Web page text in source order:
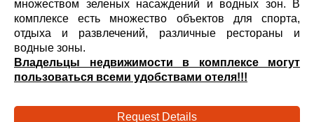
множеством зеленых насаждений и водных зон. В
комплексе есть множество объектов для спорта,
отдыха и развлечений, различные рестораны и
водные зоны.
Владельцы недвижимости в комплексе могут
пользоваться всеми удобствами отеля!!!
Request Details